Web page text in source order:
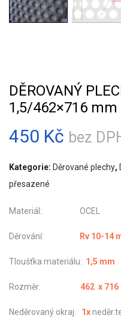
DĚROVANÝ
1,5/462×716 mm
450 Kč bez
Kategorie: Děrované plechy,
přesazené
Materiál: OCEL
Děrování: Rv 10-14
Tloušťka materiálu: 1,5 mm
Rozměr: 462 x 716
Neděrovaný okraj: 1x